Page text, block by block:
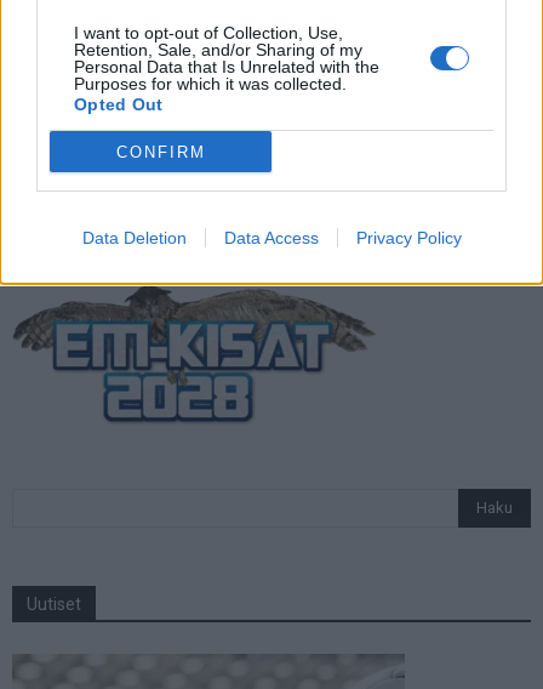
I want to opt-out of Collection, Use,
Retention, Sale, and/or Sharing of my
Personal Data that Is Unrelated with the
Purposes for which it was collected.
Opted Out
CONFIRM
Data Deletion Data Access Privacy Policy
Jalkapallon U21 EM-kisat 2025 – tässä
otteluohjelma ja Suomen joukkue
Uutiset